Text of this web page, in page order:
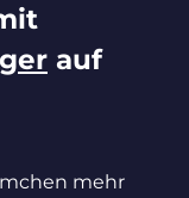
auf
mehr